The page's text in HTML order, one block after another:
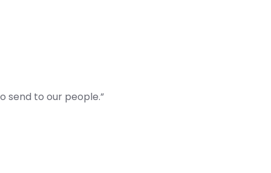
send to our people.”